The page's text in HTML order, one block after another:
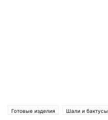
Готовые изделия Шали и бактусы